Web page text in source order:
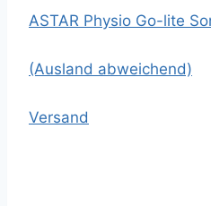
ASTAR Physio Go-lite
(Ausland abweichend)
Versand